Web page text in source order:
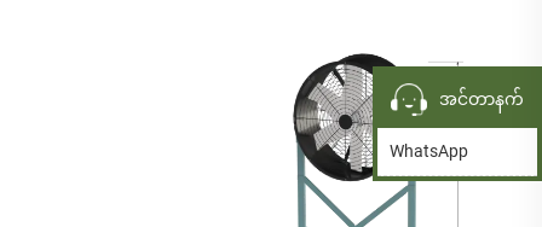
အင်တာနက်
WhatsApp